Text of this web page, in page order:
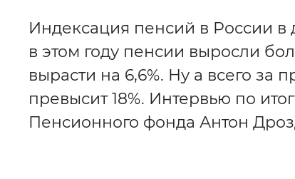
Звуковой ассистент :
информация
Индексация пенсий в России
в этом году пенсии выросли
вырасти на 6,6%. Ну а всего за
превысит 18%. Интервью по
Пенсионного фонда Антон